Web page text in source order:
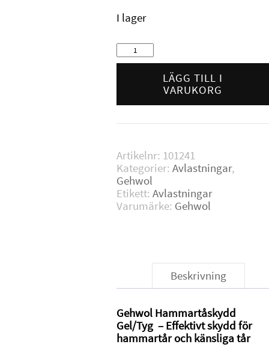
I lager
Gehwol
Hammartåskydd
mängd
LÄGG TILL I
VARUKORG
Artikelnr: 101241
Kategorier: Avlastningar,
Gehwol
Etikett: Avlastningar
Varumärke: Gehwol
Beskrivning
Gehwol Hammartåskydd
Gel/Tyg – Effektivt skydd för
hammartår och känsliga tår